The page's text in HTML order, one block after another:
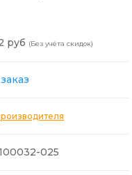
руб (Без учёта скидок)
025